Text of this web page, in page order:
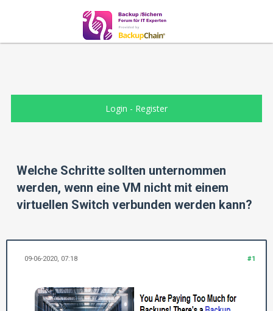
Login - Register
Welche Schritte sollten unternommen
werden, wenn eine VM nicht mit einem
virtuellen Switch verbunden werden kann?
#1
09-06-2020, 07:18